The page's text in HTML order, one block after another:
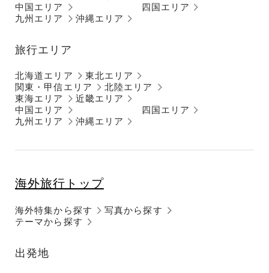
中国エリア
四国エリア
九州エリア
沖縄エリア
旅行エリア
北海道エリア
東北エリア
関東・甲信エリア
北陸エリア
東海エリア
近畿エリア
中国エリア
四国エリア
九州エリア
沖縄エリア
海外旅行トップ
海外特集から探す
テーマから探す
写真から探す
出発地